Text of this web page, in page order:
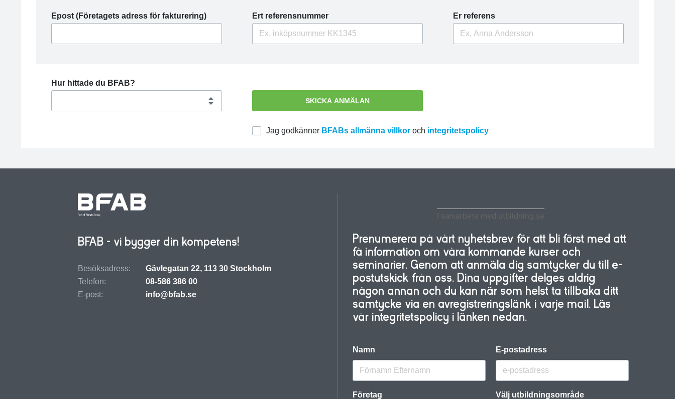
Epost (Företagets adress för fakturering) Ert referensnummer Er referens
Hur hittade du BFAB?
SKICKA ANMÄLAN
Jag godkänner BFABs allmänna villkor och integritetspolicy
BFAB - vi bygger din kompetens!
Besöksadress:
Gävlegatan 22, 113 30 Stockholm
Telefon:
08-586 386 00
E-post:
info@bfab.se
I samarbete med utbildning.se
Prenumerera på vårt nyhetsbrev för att bli först med att
få information om våra kommande kurser och
seminarier. Genom att anmäla dig samtycker du till e-
postutskick från oss. Dina uppgifter delges aldrig
någon annan och du kan när som helst ta tillbaka ditt
samtycke via en avregistreringslänk i varje mail. Läs
vår integritetspolicy i länken nedan.
Namn E-postadress
Företag Välj utbildningsområde